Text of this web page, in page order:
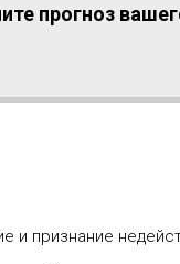
прогноз
и признание